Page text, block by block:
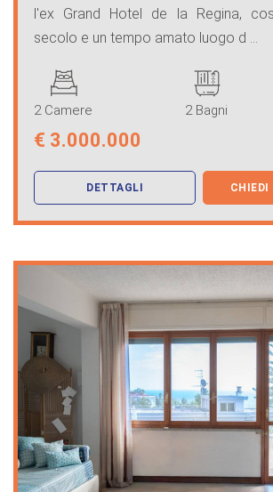
l'ex Grand Hotel de la Regina,
secolo e un tempo amato luogo d ...
2 Camere 2 Bagni
€ 3.000.000
DETTAGLI CHIEDI